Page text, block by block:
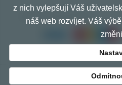
PŘIJÍMÁME TYTO PLATBY
© Copyright 2010-
z nich vylepšují Váš
náš web rozvíjet. Váš